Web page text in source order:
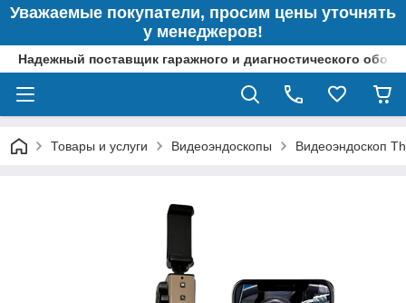
Уважаемые покупатели, просим цены уточнять
у менеджеров!
Надежный поставщик гаражного и диагностического
Товары и услуги Видеоэндоскопы Видеоэндоскоп